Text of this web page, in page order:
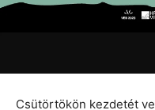
Csütörtökön kezdetét